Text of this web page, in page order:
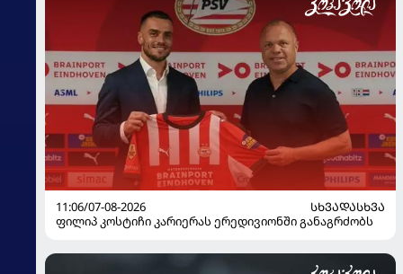
11:06/07-08-2026
ᲡᲮᲕᲐᲓᲐᲡᲮᲕᲐ
ფილიპ კოსტიჩი კარიერას ერედივიონში განაგრძობს